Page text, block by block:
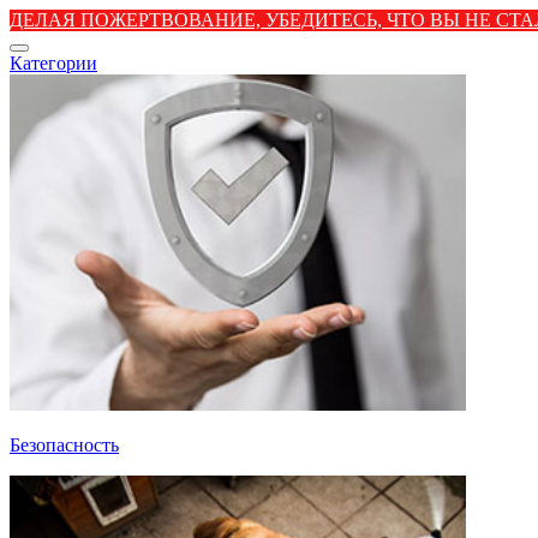
ДЕЛАЯ ПОЖЕРТВОВАНИЕ, УБЕДИТЕСЬ, ЧТО ВЫ НЕ
Категории
Безопасность